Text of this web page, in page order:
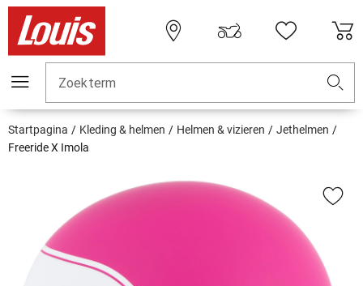
Zoekterm
Startpagina Kleding & helmen Helmen & vizieren
Jethelmen
Freeride X Imola